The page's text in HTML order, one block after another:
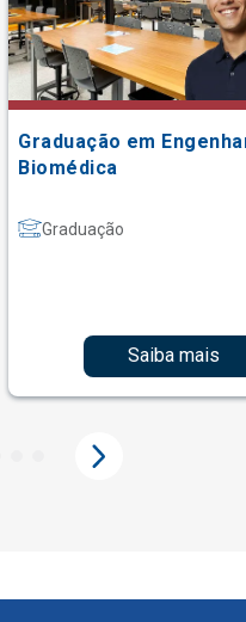
Graduação em
Biomédica
Graduação
Saiba mais